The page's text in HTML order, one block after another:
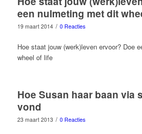
een nulmeting met dit
19 maart 2014 / 0 Reacties
Hoe staat jouw (werk)leven ervoor? Doe
wheel of life
Hoe Susan haar baan via
vond
23 maart 2013 / 0 Reacties